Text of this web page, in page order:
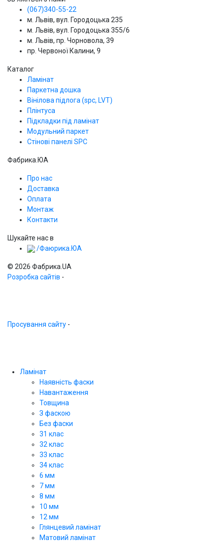
(067)340-55-22
м. Львів, вул. Городоцька 235
м. Львів, вул. Городоцька 355/6
м. Львів, пр. Чорновола, 39
пр. Червоної Калини, 9
Каталог
Ламінат
Паркетна дошка
Вінілова підлога (spc, LVT)
Плінтуса
Підкладки під ламінат
Модульний паркет
Стінові панелі SPС
Фабрика.ЮА
Про нас
Доставка
Оплата
Монтаж
Контакти
Шукайте нас в
/Фаюрика.ЮА
© 2026 Фабрика.UA
Розробка сайтів -
Просування сайту -
Ламінат
Наявність фаски
Навантаження
Товщина
З фаскою
Без фаски
31 клас
32 клас
33 клас
34 клас
6 мм
7 мм
8 мм
10 мм
12 мм
Глянцевий ламінат
Матовий ламінат